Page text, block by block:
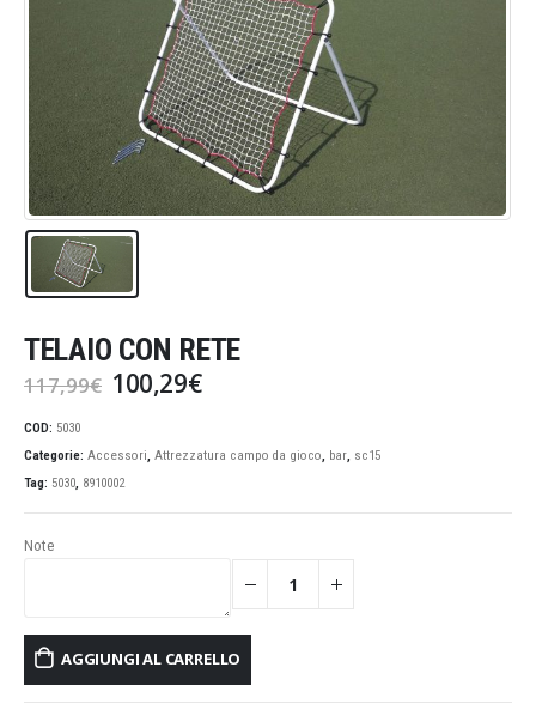
TELAIO CON RETE
117,99€ Il
prezzo
era:
117,99€.
100,29€Il
è:
COD: 5030
Categorie: Accessori, Attrezzatura campo da gioco, bar, sc15
Tag: 5030, 8910002
Note
AGGIUNGI AL CARRELLO